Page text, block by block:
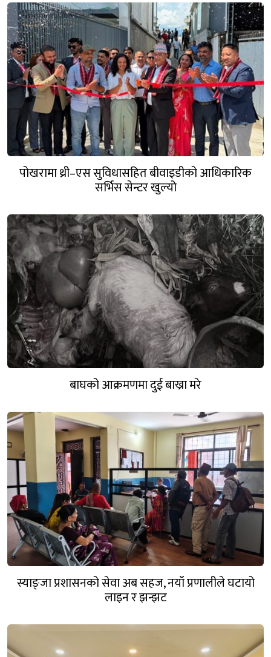
पोखरामा थ्री–एस सुविधासहित बीवाइडीको आधिकारिक
सर्भिस सेन्टर खुल्यो
बाघको आक्रमणमा दुई बाख्रा मरे
स्याङ्जा प्रशासनको सेवा अब सहज, नयाँ प्रणालीले घटायो
लाइन र झन्झट